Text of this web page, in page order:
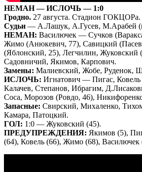
НЕМАН — ИСЛОЧЬ — 1:0
Гродно. 27 августа. Стадион ГОКЦОРа.
Судьи — А.Лашук, А.Гусев, М.Арабей
НЕМАН: Василючек — Сучков
Жимо (Анюкевич, 77), Савицкий
(Яблонский, 25), Легчилин, Жуковский
Садовничий, Якимов, Карпович.
Замены: Малиевский, Жобе, Руденок,
ИСЛОЧЬ: Игнатович — Пигас, Ковель
Калачев, Степанов, Ибрагим,
Соса, Морозов (Ровдо, 46),
Запасные: Свирский, Михаленко,
Камара, Патоцкий.
ГОЛ: 1:0 — Жуковский (45).
ПРЕДУПРЕЖДЕНИЯ: Якимов (5),
(64), Ковель (66), Жимо (68), Василючек